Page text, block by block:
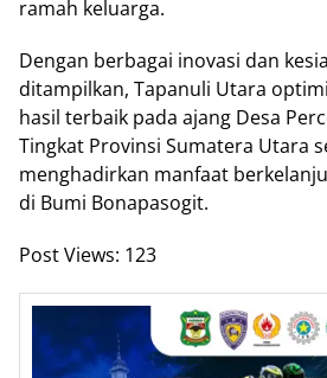
ramah keluarga.
Dengan berbagai inovasi dan
ditampilkan, Tapanuli Utara
hasil terbaik pada ajang Desa
Tingkat Provinsi Sumatera Utara
menghadirkan manfaat
di Bumi Bonapasogit.
Post Views: 123